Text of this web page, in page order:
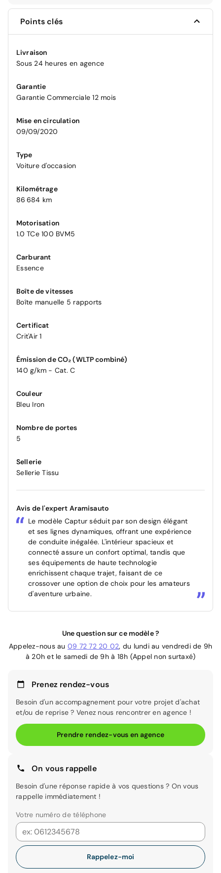
Points clés
Livraison
Sous 24 heures en agence
Garantie
Garantie Commerciale 12 mois
Mise en circulation
09/09/2020
Type
Voiture d'occasion
Kilométrage
86 684 km
Motorisation
1.0 TCe 100 BVM5
Carburant
Essence
Boîte de vitesses
Boîte manuelle 5 rapports
Certificat
Crit'Air 1
Émission de CO₂ (WLTP combiné)
140 g/km - Cat. C
Couleur
Bleu Iron
Nombre de portes
5
Sellerie
Sellerie Tissu
Avis de l'expert Aramisauto
Le modèle Captur séduit par son design élégant
et ses lignes dynamiques, offrant une expérience
de conduite inégalée. L'intérieur spacieux et
connecté assure un confort optimal, tandis que
ses équipements de haute technologie
enrichissent chaque trajet, faisant de ce
crossover une option de choix pour les amateurs
d'aventure urbaine.
Une question sur ce modèle ?
Appelez-nous au 09 72 72 20 02, du lundi au vendredi de 9h
à 20h et le samedi de 9h à 18h (Appel non surtaxé)
Prenez rendez-vous
Besoin d'un accompagnement pour votre projet d'achat
et/ou de reprise ? Venez nous rencontrer en agence !
Prendre rendez-vous en agence
On vous rappelle
Besoin d'une réponse rapide à vos questions ? On vous
rappelle immédiatement !
Votre numéro de téléphone
Rappelez-moi